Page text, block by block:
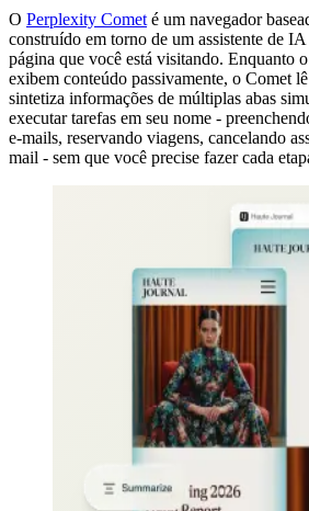
O Perplexity Cometé um navegador
construído em torno de um assistente de
página que você está visitando. Enquanto
exibem conteúdo passivamente, o Comet
sintetiza informações de múltiplas abas
executar tarefas em seu nome -
e-mails, reservando viagens, cancelando
mail - sem que você precise fazer cada